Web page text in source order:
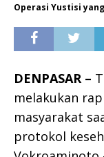
Operasi Yustisi
DENPASAR –
melakukan
masyarakat
protokol